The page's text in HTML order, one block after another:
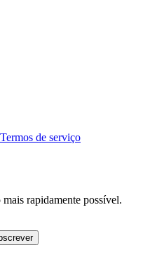
de serviço
rapidamente possível.